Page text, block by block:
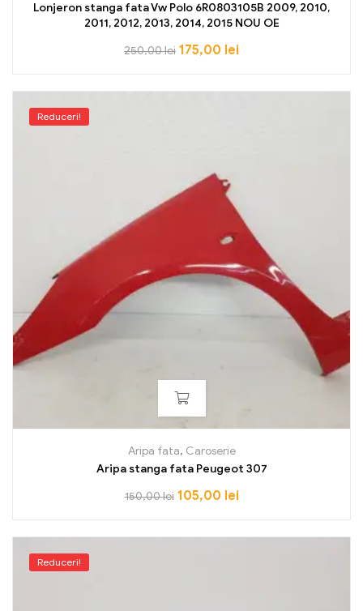
Lonjeron stanga fata Vw Polo 6R0803105B 2009, 2010,
2011, 2012, 2013, 2014, 2015 NOU OE
250,00lei 175,00 lei
Reduceri!
Aripa fata, Caroserie
Aripa stanga fata Peugeot 307
150,00lei 105,00 lei
Reduceri!